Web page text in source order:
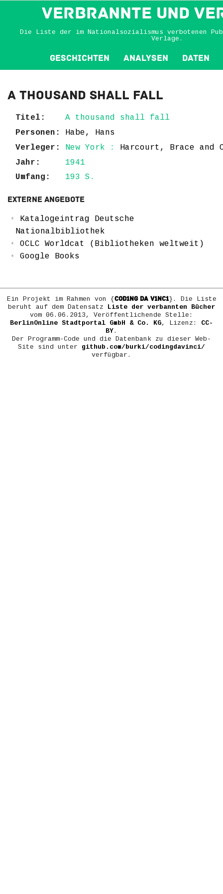
VERBRANNTE und
Die Liste der im Nationalsozialismus verbotenen
Verlage.
Geschichten Analysen Daten
A thousand shall fall
Titel:
A thousand shall fall
Personen:
Habe, Hans
Verleger:
New York : Harcourt, Brace and
Jahr:
1941
Umfang:
193 S.
Externe Angebote
Katalogeintrag Deutsche
Nationalbibliothek
OCLC Worldcat (Bibliotheken weltweit)
Google Books
Ein Projekt im Rahmen von {COD1NG DA V1NC1}. Die Liste
beruht auf dem Datensatz Liste der verbannten Bücher
vom 06.06.2013, Veröffentlichende Stelle:
BerlinOnline Stadtportal GmbH & Co. KG, Lizenz: CC-
BY.
Der Programm-Code und die Datenbank zu dieser Web-
Site sind unter github.com/burki/codingdavinci/
verfügbar.